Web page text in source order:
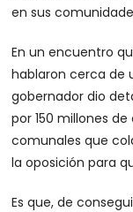
en sus
En un encuentro
hablaron cerca de
gobernador dio
por 150 millones
comunales que
la oposición para
Es que, de